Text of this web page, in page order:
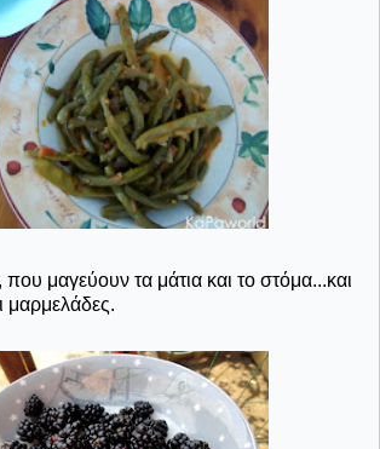
μαγεύουν τα μάτια και το στόμα...και
μαρμελάδες.